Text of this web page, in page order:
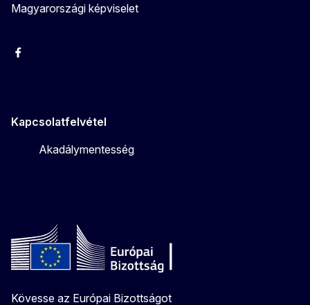
Magyarországi képviselet
Facebook
Kapcsolatfelvétel
Akadálymentesség
Kövesse az Európai Bizottságot